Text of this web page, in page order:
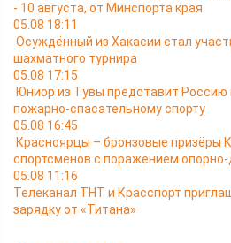
- 10 августа, от Минспорта края
05.08 18:11
Осуждённый из Хакасии стал
шахматного турнира
05.08 17:15
Юниор из Тувы представит Россию
пожарно-спасательному спорту
05.08 16:45
Красноярцы – бронзовые призёры
спортсменов с поражением опорно-
05.08 11:16
Телеканал ТНТ и Красспорт
зарядку от «Титана»